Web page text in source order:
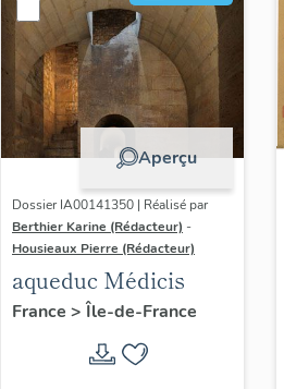
Aperçu
Dossier IA00141350 | Réalisé par
Berthier Karine (Rédacteur) -
Housieaux Pierre (Rédacteur)
aqueduc Médicis
France > Île-de-France